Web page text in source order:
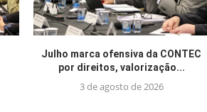
Julho marca ofensiva da CONTEC
por direitos, valorização...
3 de agosto de 2026